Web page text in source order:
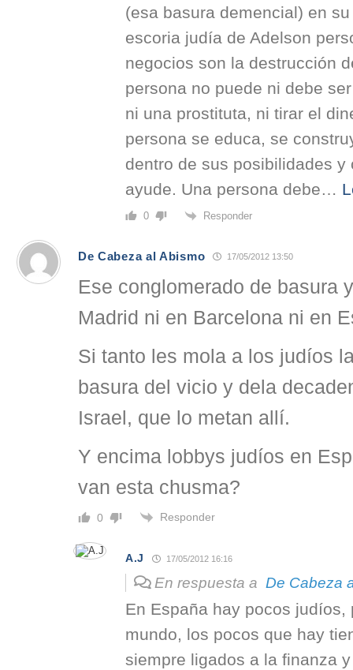
(esa basura demencial) en
escoria judía de Adelson
negocios son la destrucción
persona no puede ni debe
ni una prostituta, ni tirar el
persona se educa, se
dentro de sus posibilidades y
ayude. Una persona debe
0 Responder
De Cabeza al Abismo 17/05/2012 13:50
Ese conglomerado de basura
Madrid ni en Barcelona ni en
Si tanto les mola a los judíos
basura del vicio y dela
Israel, que lo metan allí.
Y encima lobbys judíos en
van esta chusma?
0 Responder
A.J 17/05/2012 16:16
En respuesta a De Cabeza
En España hay pocos judíos,
mundo, los pocos que hay
siempre ligados a la finanza